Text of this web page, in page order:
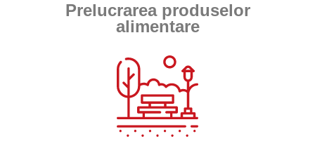
Prelucrarea produselor
alimentare